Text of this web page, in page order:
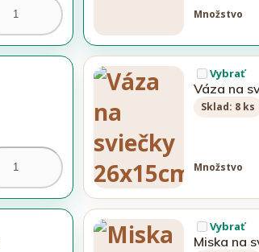
Množstvo
Vybrať
Váza na
Sklad: 8 ks
Množstvo
Vybrať
Miska na